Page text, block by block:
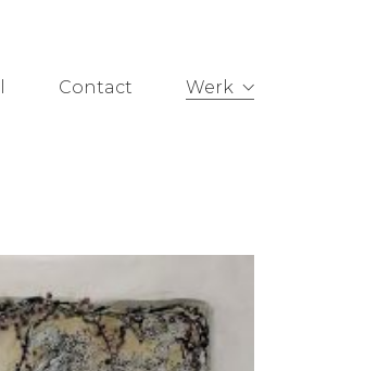
Contact Werk